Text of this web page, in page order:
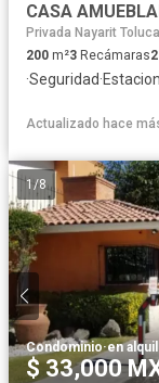
Privada Nayarit Toluca
200 m²3 Recámaras2
·Seguridad·
Actualizado hace
1/8
Condominio·en
$ 33,000